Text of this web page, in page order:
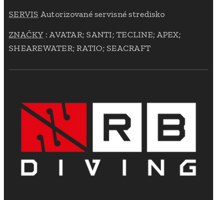
SERVIS Autorizované servisné stredisko
ZNAČKY : AVATAR; SANTI; TECLINE; APEX;
SHEAREWATER; RATIO; SEACRAFT